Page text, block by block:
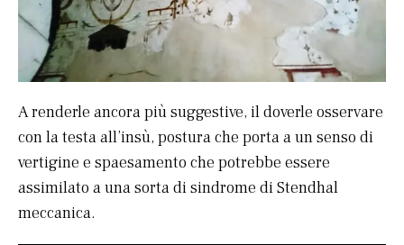
A renderle ancora più suggestive, il doverle osservare
con la testa all’insù, postura che porta a un senso di
vertigine e spaesamento che potrebbe essere
assimilato a una sorta di sindrome di Stendhal
meccanica.